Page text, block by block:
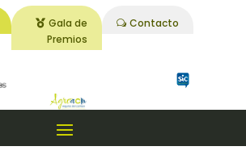
Gala de
Premios
Contacto